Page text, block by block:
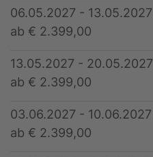
06.05.2027 - 13.05.2027
ab € 2.399,00
13.05.2027 - 20.05.2027
ab € 2.399,00
03.06.2027 - 10.06.2027
ab € 2.399,00